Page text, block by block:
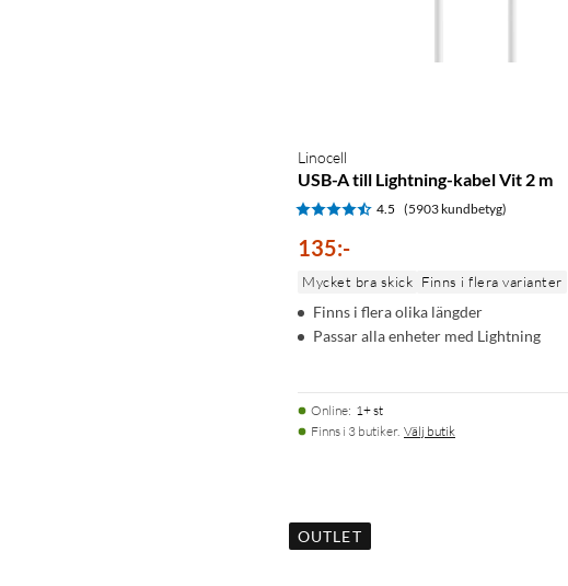
Linocell
USB-A till Lightning-kabel Vit 2 m
4.5 (5903 kundbetyg)
135:-
Mycket bra skick Finns i flera varianter
Finns i flera olika längder
Passar alla enheter med Lightning
Online: 1+ st
Finns i 3 butiker. Välj butik
OUTLET